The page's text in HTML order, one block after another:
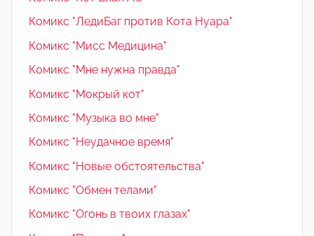
Комикс "ЛедиБаг против Кота Нуара"
Комикс "Мисс Медицина"
Комикс "Мне нужна правда"
Комикс "Мокрый кот"
Комикс "Музыка во мне"
Комикс "Неудачное время"
Комикс "Новые обстоятельства"
Комикс "Обмен телами"
Комикс "Огонь в твоих глазах"